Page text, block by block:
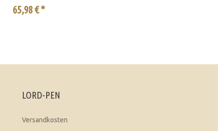
65,98 € *
LORD-PEN
Versandkosten